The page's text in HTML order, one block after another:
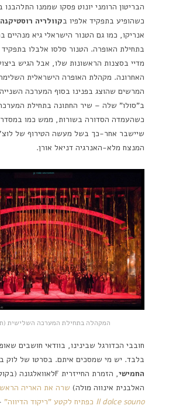
הבריטון הרומני יונוט פסקו שממנו
כשהופיע בתפקיד אלפיו בקוולריה רוסטיקנה
אנריקו, כמו גם הטנור הישראלי גיא מנהיים
בתחילת האופרה. הטנור סלסו אלבלו
מדיי בסצנות הראשונות שלו, אבל הגיש
האחרונה. מקהלת האופרה הישראלית
המרשים שהוצג בפנינו בסוף המערכה
ב"סולו" שלה – שיר החתונה בתחילת
כשהעמדה הסדורה בשורות, ממש כמו
שיישבר אחר-כך בשל מעשה הטירוף של
המנצח מלא-האנרגיה דניאל אורן.
המקהלה בתחילת המערכה השלישית
חובבי הכדורגל שבינינו, בוודאי חושבים
בלבד. יש מי שמסכים איתם. בסרטו של לוק
החמישי, הזמרת החייזרית Fלאוואלגונה
האלבנית אינווה מולה) שרה את האריה
Il dolce souno כפתיח לקטע "ריקוד הדיווה"